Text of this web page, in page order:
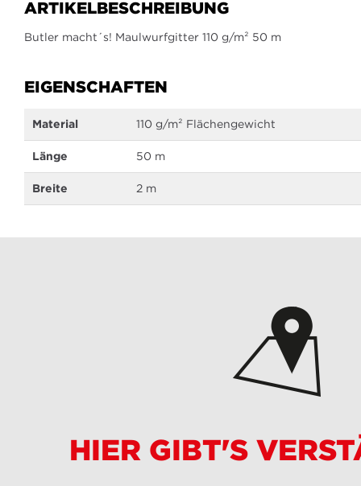
Bildergalerie
ARTIKELBESCHREIBUNG
Butler macht´s! Maulwurfgitter 110 g/m² 50 m
EIGENSCHAFTEN
Informationen
Material 110 g/m² Flächengewicht
Länge 50 m
Breite 2 m
HIER GIBT'S